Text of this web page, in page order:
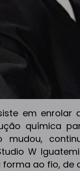
em
química
mudou,
W
ao fio, de